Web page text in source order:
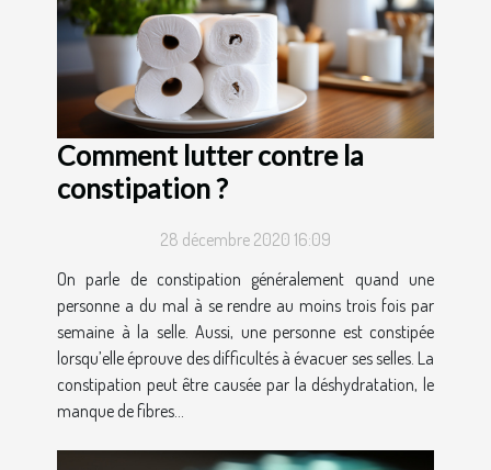
Comment lutter contre la
constipation ?
28 décembre 2020 16:09
On parle de constipation généralement quand une
personne a du mal à se rendre au moins trois fois par
semaine à la selle. Aussi, une personne est constipée
lorsqu’elle éprouve des difficultés à évacuer ses selles. La
constipation peut être causée par la déshydratation, le
manque de fibres...